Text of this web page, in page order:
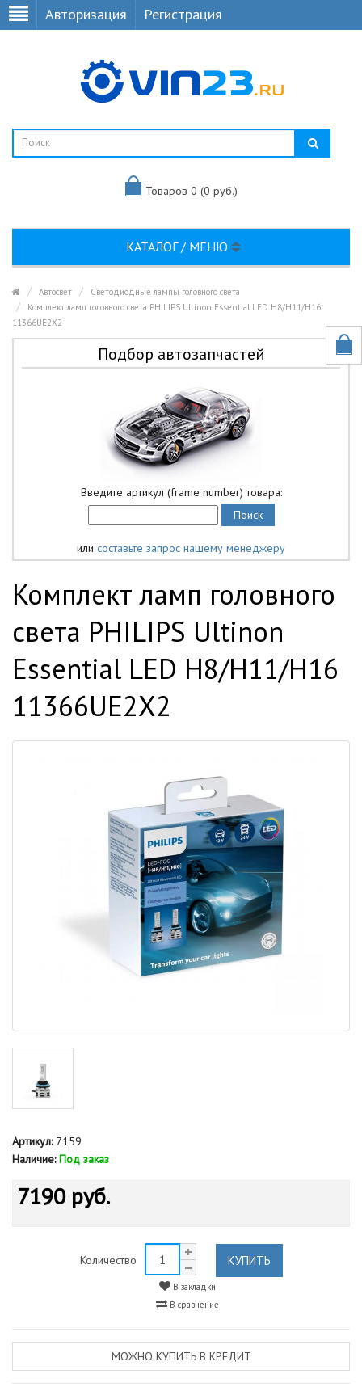
Авторизация Регистрация
Товаров 0 (0 руб.)
КАТАЛОГ / МЕНЮ
Автосвет
Светодиодные лампы головного света
Комплект ламп головного света PHILIPS Ultinon Essential LED H8/H11/H16
11366UE2X2
Подбор автозапчастей
Введите артикул (frame number) товара:
или составьте запрос нашему менеджеру
Комплект ламп головного
света PHILIPS Ultinon
Essential LED H8/H11/H16
11366UE2X2
Артикул:7159
Наличие: Под заказ
7190 руб.
Количество КУПИТЬ
В закладки
В сравнение
МОЖНО КУПИТЬ В КРЕДИТ